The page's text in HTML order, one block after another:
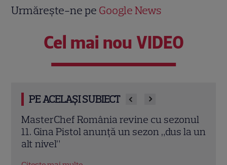
Urmărește-ne pe Google News
Cel mai nou VIDEO
PE ACELAȘI SUBIECT
un
„Îmi este frică de Nea Mărin, dar vreau să
arăt ce pot”. Ce vedete intră în noua
ediție „Poftiți pe la noi – Poftiți la